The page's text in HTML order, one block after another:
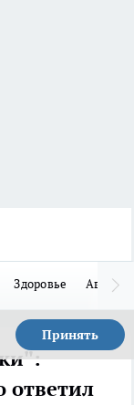
Здоровье Авто
Принять